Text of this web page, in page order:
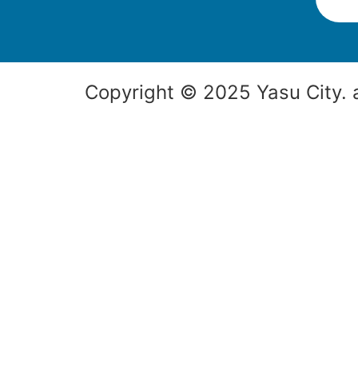
Copyright © 2025 Yasu City.